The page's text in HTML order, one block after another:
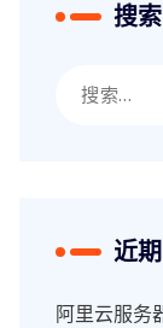
搜索
索：
近
阿里云服务